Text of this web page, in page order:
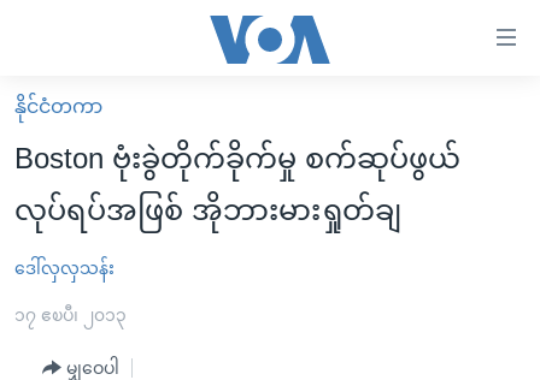
လွယ်ကူ
စေ
သည့်
Link
များ
ပင်မ
မူလစာမျက်နှာ
မြန်မာ
ကမ္ဘာ့သတင်းများ
နိုင်ငံတကာ
ဗွီဒီယို
နိုင်ငံတကာ
Boston ဗုံးခွဲတိုက်ခိုက်မှု စက်ဆုပ်ဖွယ်
လုပ်ရပ်အဖြစ် အိုဘားမားရှုတ်ချ
ဒေါ်လှလှသန်း
၁၇ ဧၿပီ၊ ၂၀၁၃
မျှဝေပါ